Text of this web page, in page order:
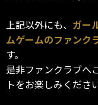
上記以外にも、 ガー
ムゲームのファンク
す。
是非ファンクラブへ
トをお楽しみくださ